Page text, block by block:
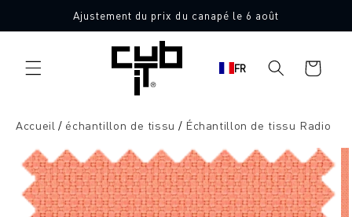
directement
au contenu
Ajustement du prix du canapé le 6 août
FR
Panier
d'achat
Accueil échantillon de tissu Échantillon de tissu Radio
l'information
sur le
produit
10 échantillons de tissu gratuits